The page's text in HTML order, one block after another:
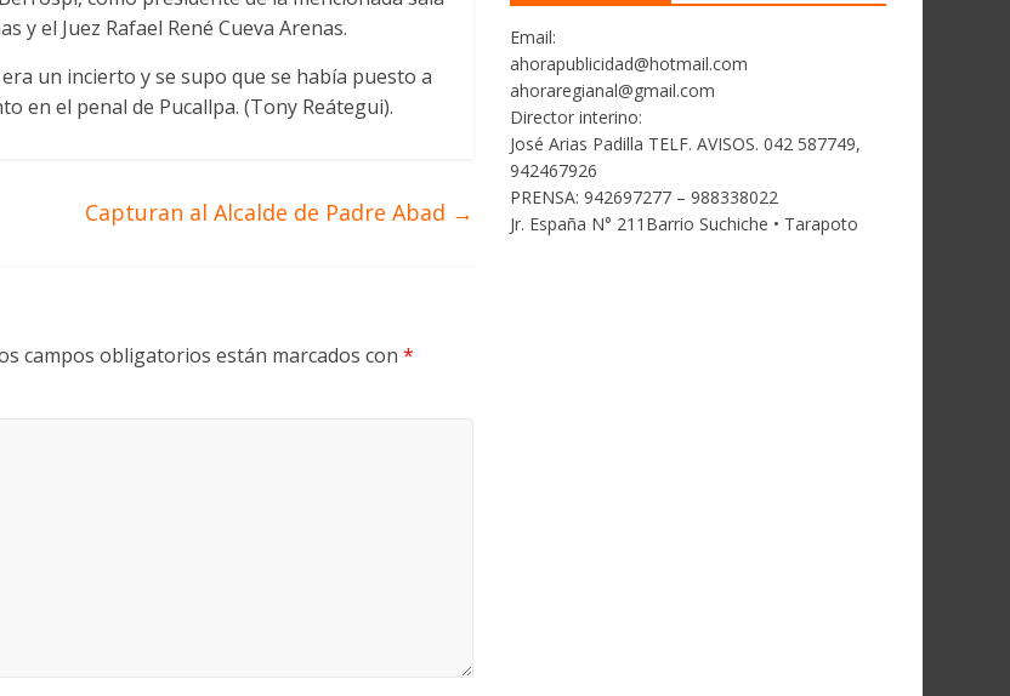
y el Juez Rafael René Cueva Arenas.
un incierto y se supo que se había puesto a
en el penal de Pucallpa. (Tony Reátegui).
Capturan al Alcalde de Padre Abad →
campos obligatorios están marcados con *
Email:
ahorapublicidad@hotmail.com
ahoraregianal@gmail.com
Director interino:
José Arias Padilla TELF. AVISOS. 042 587749,
942467926
PRENSA: 942697277 – 988338022
Jr. España N° 211Barrio Suchiche • Tarapoto